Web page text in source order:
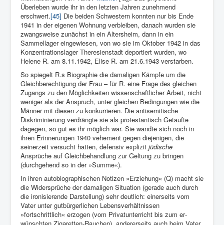
Überleben wurde ihr in den letzten Jahren zunehmend
erschwert.[45] Die beiden Schwestern konnten nur bis Ende
1941 in der eigenen Wohnung verbleiben, danach wurden sie
zwangsweise zunächst in ein Altersheim, dann in ein
Sammellager eingewiesen, von wo sie im Oktober 1942 in das
Konzentrationslager Theresienstadt deportiert wurden, wo
Helene R. am 8.11.1942, Elise R. am 21.6.1943 verstarben.
So spiegelt R.s Biographie die damaligen Kämpfe um die
Gleichberech­tigung der Frau – für R. eine Frage des gleichen
Zugangs zu den Möglichkeiten wissenschaftlicher Arbeit, nicht
weniger als der Anspruch, unter gleichen Bedingungen wie die
Männer mit diesen zu konkurrieren. Die antisemitische
Diskriminierung verdrängte sie als protestantisch Getaufte
dagegen, so gut es ihr möglich war. Sie wandte sich noch in
ihren Erinnerungen 1940 vehement gegen diejenigen, die
seinerzeit versucht hatten, defensiv explizit jüdische
Ansprüche auf Gleichbehandlung zur Geltung zu bringen
(durchgehend so in der »Summe«).
In ihren autobiographischen Notizen »Erziehung« (Q) macht sie
die Widersprüche der damaligen Situation (gerade auch durch
die ironisierende Darstellung) sehr deut­lich: einerseits vom
Vater unter gutbürgerlichen Lebensverhältnis­sen
»fortschrittlich« erzogen (vom Privatunterricht bis zum er­